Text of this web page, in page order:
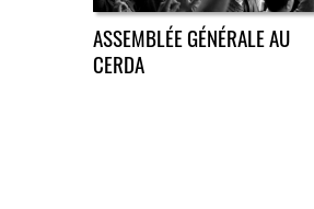
ASSEMBLÉE GÉNÉRALE AU
CERDA